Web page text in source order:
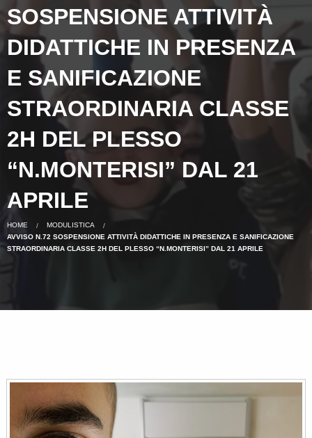
SOSPENSIONE ATTIVITÀ
DIDATTICHE IN PRESENZA
E SANIFICAZIONE
STRAORDINARIA CLASSE
2H DEL PLESSO
“N.MONTERISI” DAL 21
APRILE
HOME
MODULISTICA
AVVISO N.72 SOSPENSIONE ATTIVITÀ DIDATTICHE IN PRESENZA E SANIFICAZIONE
STRAORDINARIA CLASSE 2H DEL PLESSO “N.MONTERISI” DAL 21 APRILE